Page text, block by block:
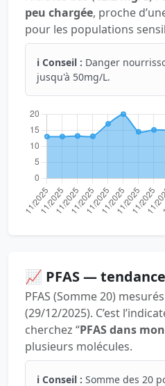
peu chargée, proche
pour les populations
ℹ️ Conseil : Danger
jusqu'à 50mg/L.
📈 PFAS — tendance
PFAS (Somme 20)
(29/12/2025). C’est
cherchez “PFAS dans
plusieurs molécules.
ℹ️ Conseil : Somme des 20